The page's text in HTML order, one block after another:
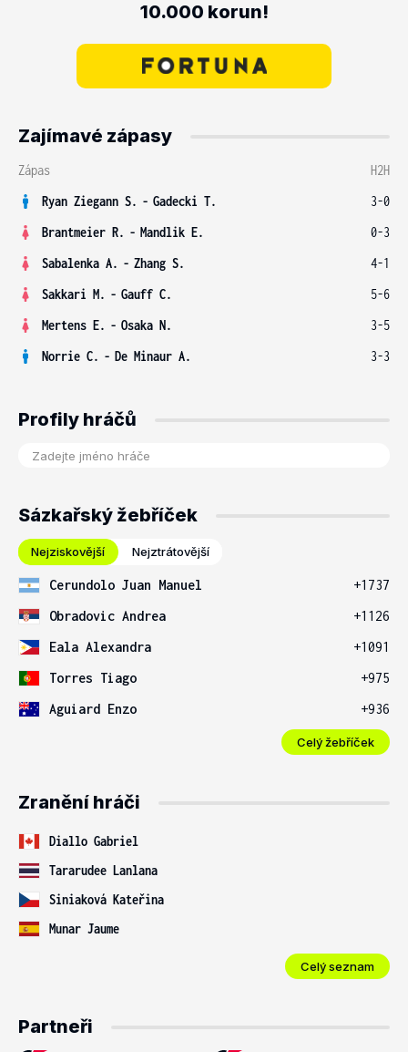
10.000 korun!
Zajímavé zápasy
Zápas
H2H
Ryan Ziegann S. - Gadecki T.
3-0
Brantmeier R. - Mandlik E.
0-3
Sabalenka A. - Zhang S.
4-1
Sakkari M. - Gauff C.
5-6
Mertens E. - Osaka N.
3-5
Norrie C. - De Minaur A. 3-3
Profily hráčů
Sázkařský žebříček
Nejziskovější Nejztrátovější
Cerundolo Juan Manuel
+1737
Obradovic Andrea
+1126
Eala Alexandra
+1091
Torres Tiago
+975
Aguiard Enzo
+936
Celý žebříček
Zranění hráči
Diallo Gabriel
Tararudee Lanlana
Siniaková Kateřina
Munar Jaume
Celý seznam
Partneři